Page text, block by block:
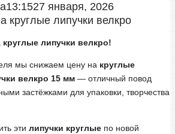
13:1527 января, 2026
круглые липучки велкро
круглые липучки велкро!
мы снижаем цену на круглые
велкро 15 мм — отличный повод
застёжками для упаковки, творчества
эти липучки круглые по новой